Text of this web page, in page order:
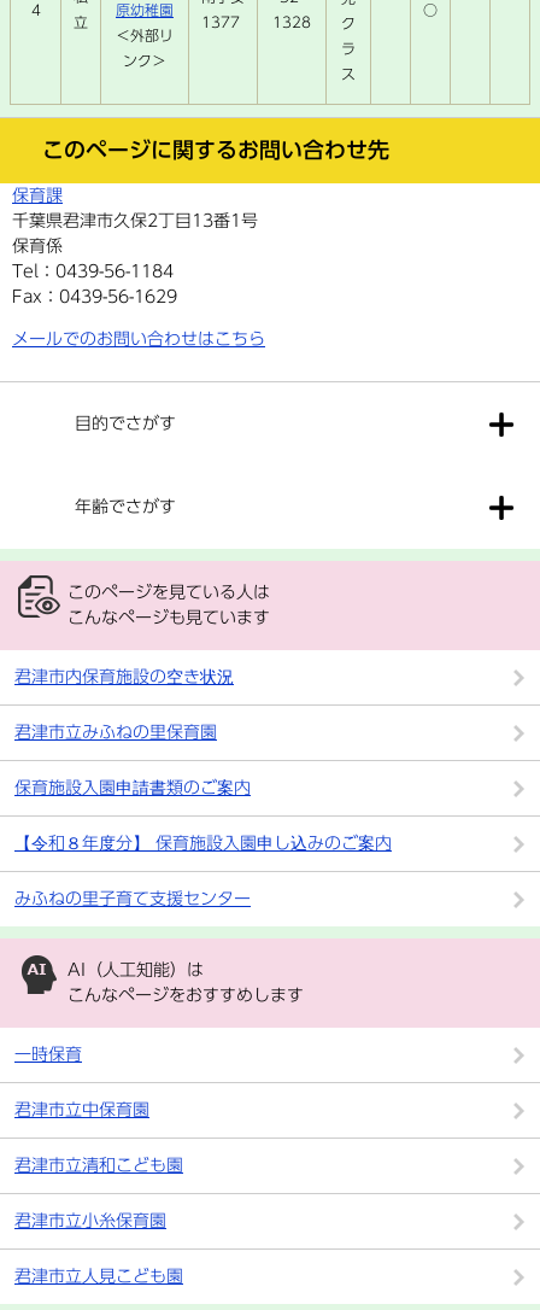
目的でさがす
年齢でさがす
このページを見ている人は
こんなページも見ています
君津市内保育施設の空き状況
君津市立みふねの里保育園
保育施設入園申請書類のご案内
【令和８年度分】 保育施設入園申し込みのご案内
みふねの里子育て支援センター
AI（人工知能）は
こんなページをおすすめします
一時保育
君津市立中保育園
君津市立清和こども園
君津市立小糸保育園
君津市立人見こども園
4
立
原幼稚園
＜外部リ
ンク＞
1377
1328
ク
ラ
ス
○
このページに関するお問い合わせ先
保育課
保育係
千葉県君津市久保2丁目13番1号
Tel：0439-56-1184
Fax：0439-56-1629
メールでのお問い合わせはこちら